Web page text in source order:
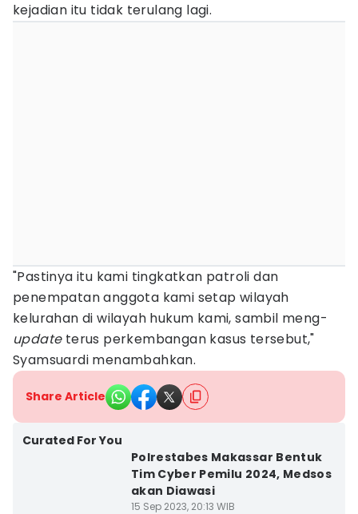
kejadian itu tidak terulang lagi.
"Pastinya itu kami tingkatkan patroli dan
penempatan anggota kami setap wilayah
kelurahan di wilayah hukum kami, sambil meng-
updateterus perkembangan kasus tersebut,"
Syamsuardi menambahkan.
Share Article
Curated For You
Polrestabes Makassar Bentuk
Tim Cyber Pemilu 2024, Medsos
akan Diawasi
15 Sep 2023, 20:13 WIB